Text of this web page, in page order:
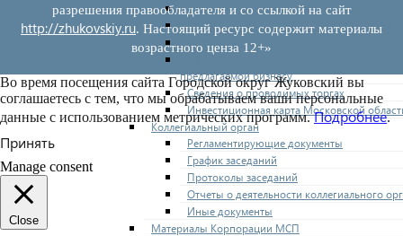
Перечень имущества для МСП
Паспорта объектов, включенных в
Информация о льготах
Сведения о коммерческой недвижимости,
предлагаемой бизнесу
Сведения о проводимых торгах
Инвестиционная карта Московской
Коллегиальный орган
Регламентирующие документы
График заседаний
Протоколы заседаний
Отчеты о деятельности коллегиального
Иные документы
Материалы Корпорации МСП
разрешения правообладателя и со ссылкой на сайт
http://zhukovskiy.ru. Настоящий ресурс содержит материалы
возрастного ценза 12+»
Во время посещения сайта Городской округ Жуковский вы
соглашаетесь с тем, что мы обрабатываем ваши персональные
данные с использованием метрических программ.Подробнее.
Принять
Manage consent
Close